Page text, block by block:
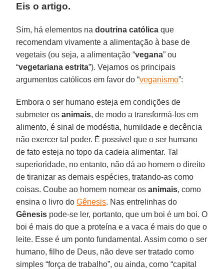
Eis o artigo.
Sim, há elementos nadoutrina católica que
recomendam vivamente a alimentação à base de
vegetais (ou seja, a alimentação “vegana” ou
“vegetariana estrita”). Vejamos os principais
argumentos católicos em favor do “veganismo”:
Embora o ser humano esteja em condições de
submeter osanimais, de modo a transformá-los em
alimento, é sinal de modéstia, humildade e decência
não exercer tal poder. É possível que o ser humano
de fato esteja no topo da cadeia alimentar. Tal
superioridade, no entanto, não dá ao homem o direito
de tiranizar as demais espécies, tratando-as como
coisas. Coube ao homem nomear osanimais, como
ensina o livro doGênesis. Nas entrelinhas do
Gênesis pode-se ler, portanto, que um boi é um boi. O
boi é mais do que a proteína e a vaca é mais do que o
leite. Esse é um ponto fundamental. Assim como o ser
humano, filho de Deus, não deve ser tratado como
simples “força de trabalho”, ou ainda, como “capital